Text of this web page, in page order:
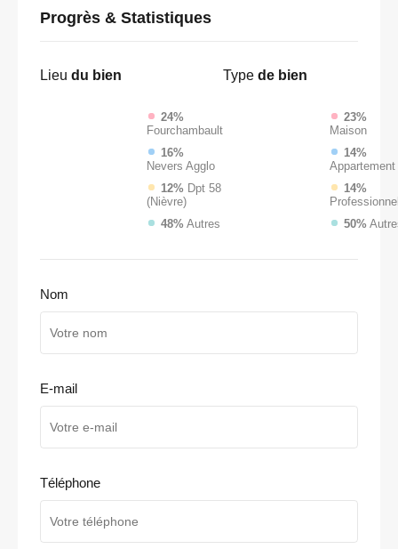
Progrès & Statistiques
Lieu du bien
24%
Fourchambault
16%
Nevers Agglo
12% Dpt 58
(Nièvre)
48% Autres
Type de bien
23%
Maison
14%
Appartement
14%
50%
Nom
E-mail
Téléphone